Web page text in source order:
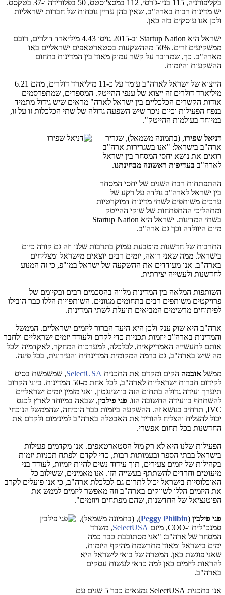
בקליפורניה, 115 בניו-ג'רסי, 112 במסצ'וסטס, 50 בפלורידה ו-37 בטקסס.
יש מדינות רבות בארה"ב, שאין בהן עדיין נוכחות של חברות ישראליות
ולכן אנו עוסקים בזה כאן.
ישראל היא Startup Nation וב-2015 גויסו 4.43 מיליארד דולרים, רובם
ממשקיעים זרים. 50% מההשקעות בסטארטאפים ישראליים באו
מארה"ב. כך, שמדובר על קשר עמוק מאוד בין המדינות בתחום
ההשקעות והיזמות.
הייצוא של ישראל לארה"ב עומד על כ-11 מיליארד דולרים, מהם 6.21
מיליארד דולרים זה ייצוא של ענפי ההייטק. המספרים, שמתפרסמים
אודות הקשרים הכלכליים בין ישראל לארה" מראים שיש גידול מתמיד
בנפח הפעילות וכיום ניכר שיש השפעה גדולה של שתי הכלכלות זו על זו,
במיוחד בעולמות ההייטק".
דניאל שפירו, (בתמונה משמאל), שגריר
ארה"ב בישראל: "אנו בשגרירות ארה"ב
רואים את נושא יחסי המסחר בין ישראל
לארה"ב בעדיפות ראשונה מבחינתנו.
ההתפתחות רבת השנים של יחסי המסחר
בין ישראל לארה"ב נולדה על רקע של
ערכים משותפים לשתי מדינות דמוקרטיות
ומתהליכי ההתפתחות של שוקי ההייטק
בשתי המדינות. ישראל היא Startup Nation
מיום היוולדה וכך גם ארה"ב.
התרבות של חדשנות מוטבעת עמוק בתרבות שלנו וזה גם קורה כיום
בישראל. ממה שאני רואה, יזמים רבים יוצאים מישראל ומצליחים
בארה"ב. אנו מעודדים את ההשקעה של ישראל במו"פ, כי זה המנוע
לחדשנות ולעשייה יצירתית.
השותפות המלאה בין המדינות מלווה בהסכמים רבים ובקיומם של
פרויקטים משותפים רבים בתחומים מגוונים. השותפויות הללו כבר הובילו
לפיתוחים מרשימים המביאים תועלת לשתי המדינות.
ארה"ב היא שוק ענק ולכן היא היעד הברור ליזמים ישראליים. הממשל
והמדינות בארה"ב יוזמות תכניות כדי לקדם ולעודד יזמים ישראליים ולחבר
אותם לתעשייה האמריקאית, לכלכלה, למערכות המחקר, לאקדמיה ולכל
מה שיש בארה"ב, גם ברמה המקומית המדינתית והעירונית, בכל פינה.
ממשל אובמה הקים ומקדם את התכנית SelectUSA, שמשמשת בסיס
לקידום חברות ישראליות לארה"ב, לכל אחת מ-50 המדינות. ביוני הקרוב
תיערך ועידה גדולה בתחום הזה בוושינגטון, ואני מזמין יזמים ישראליים
להשתתף בוועידה החשובה הזו. פגי פילבין, שבאה במיוחד לארץ לכנס
IVC, תרחיב בנושא זה. ההשקעה ביזמות כבר הוכיחה, שהממשל הנוכחי
יכול להצליח והצליח להוריד את האבטלה בארה"ב למינימום ולקדם את
החדשנות בכל תחום אפשרי.
הפעילות שלנו היא לא רק מול הסטארטאפים. אנו מקדמים פעילות
בישראל בבתי הספר ובעמותות רבות, כדי לקדם ולפתח תכניות יזמות
בקהילות של יזמים צעירים, תוך עידוד נשים להיות יזמיות, לעודד בני
מיעוטים וחרדים להשתתף בעשייה הזו. אנו מאמינים, ששילוב כל
האוכלוסיות בישראל יכול לתרום גם לכלכלת ארה"ב, כי אנו פועלים לקרב
את היזמים הללו לשווקים בארה"ב וזה מאפשר ליזמים לממש את
הפוטנציאל של החדשנות, שהם מפתחים ויוזמים".
פגי פילבין (
Peggy Philbin
), (בתמונה משמאל),
סמנכ"לית ו-COO, מיזם
SelectUSA, משרד
המסחר של ארה"ב: "אני מסתובבת כבר כמה
ימים בישראל ומאוד מתרשמת מהיקף היזמות,
שאני פוגשת כאן. המטרה של בואי לישראל היא
להראות ליזמים כאן למה כדאי לעשות עסקים
בארה"ב.
אנו בתכנית SelectUSA נמצאים כבר 5 שנים עם